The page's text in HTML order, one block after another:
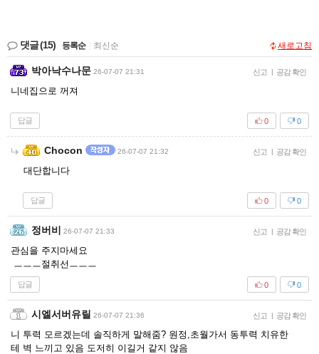
댓글(15) 등록순 최신순 새로고침
박아낙수나문 26-07-07 21:31 신고 | 공감 확인
니네집으로 꺼져
답글 0
0
Chocon 26-07-07 21:32 신고 | 공감 확인
대단합니다
답글 0
0
정버비 26-07-07 21:33 신고 | 공감 확인
관심을 주지마세요
ㅡㅡㅡ절취선ㅡㅡㅡ
답글 0
0
시엘서버유릴 26-07-07 21:36 신고 | 공감 확인
니 투력 모르겠는데 솔직하게 말해줌? 원정,초월가서 동투력 치유한
테 벽 느끼고 있음 도저히 이길거 같지 않음